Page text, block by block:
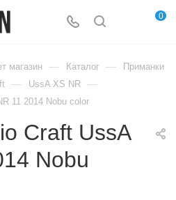
0
магазин — Каталог — Приманки
— UssA XS NR —
11 2014 Nobu color
Craft UssA
Nobu